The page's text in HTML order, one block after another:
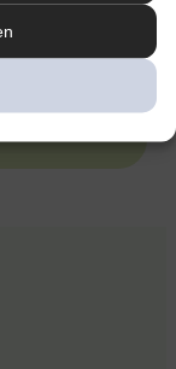
auf das
Produkte.